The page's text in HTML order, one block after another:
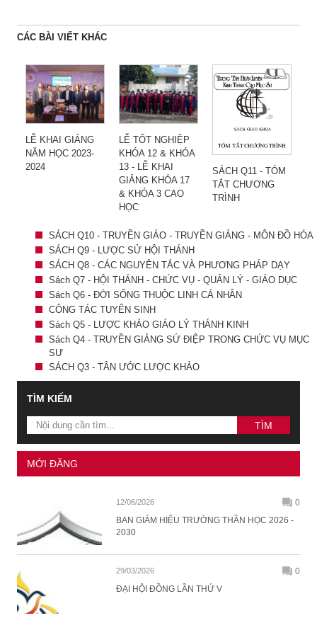
CÁC BÀI VIẾT KHÁC
LỄ KHAI GIẢNG
NĂM HỌC 2023-
2024
LỄ TỐT NGHIỆP
KHÓA 12 & KHÓA
13 - LỄ KHAI
GIẢNG KHÓA 17
& KHÓA 3 CAO
HỌC
SÁCH Q11 - TÓM
TẮT CHƯƠNG
TRÌNH
SÁCH Q10 - TRUYỀN GIÁO - TRUYỀN GIẢNG - MÔN ĐỒ HÓA
SÁCH Q9 - LƯỢC SỬ HỘI THÁNH
SÁCH Q8 - CÁC NGUYÊN TẮC VÀ PHƯƠNG PHÁP DẠY
Sách Q7 - HỘI THÁNH - CHỨC VỤ - QUẢN LÝ - GIÁO DỤC
Sách Q6 - ĐỜI SỐNG THUỘC LINH CÁ NHÂN
CÔNG TÁC TUYỂN SINH
Sách Q5 - LƯỢC KHẢO GIÁO LÝ THÁNH KINH
Sách Q4 - TRUYỀN GIẢNG SỨ ĐIỆP TRONG CHỨC VỤ MỤC
SƯ
SÁCH Q3 - TÂN ƯỚC LƯỢC KHẢO
TÌM KIẾM
MỚI ĐĂNG
12/06/2026
0
BAN GIÁM HIỆU TRƯỜNG THẦN HỌC 2026 -
2030
29/03/2026
0
ĐẠI HỘI ĐỒNG LẦN THỨ V